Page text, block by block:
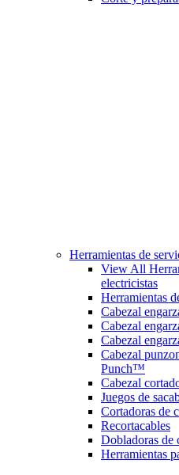
Herramientas de
View All
electricistas
Herramientas
Cabezal
Cabezal
Cabezal
Cabezal
Punch™
Cabezal
Juegos de
Cortadoras de
Recortacables
Dobladoras de
Herramientas